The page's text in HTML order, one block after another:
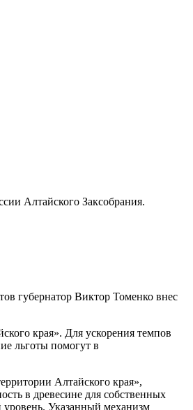
Алтайского Заксобрания.
губернатор Виктор Томенко внес
края». Для ускорения темпов
льготы помогут в
Алтайского края»,
в древесине для собственных
Указанный механизм